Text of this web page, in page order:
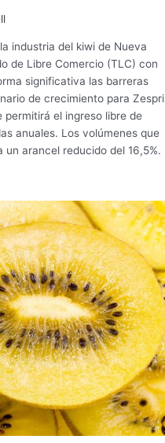
industria del kiwi de Nueva
de Libre Comercio (TLC) con
significativa las barreras
de crecimiento para
permitirá el ingreso libre de
anuales. Los volúmenes que
arancel reducido del 16,5%.